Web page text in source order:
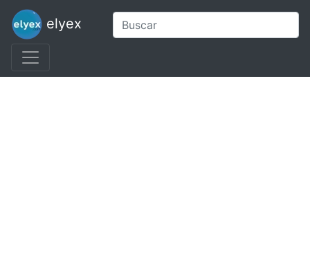
elyex